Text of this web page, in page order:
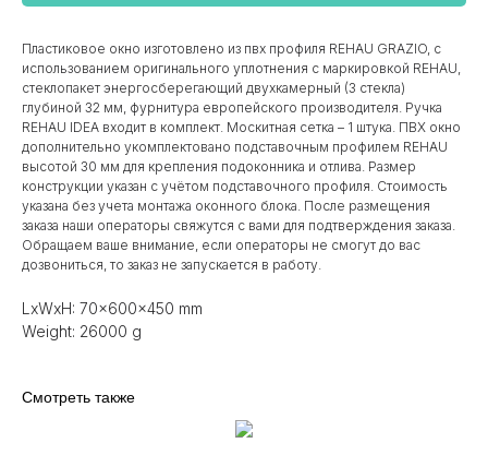
Пластиковое окно изготовлено из пвх профиля REHAU GRAZIO, с
использованием оригинального уплотнения с маркировкой REHAU,
стеклопакет энергосберегающий двухкамерный (3 стекла)
глубиной 32 мм, фурнитура европейского производителя. Ручка
REHAU IDEA входит в комплект. Москитная сетка – 1 штука. ПВХ окно
дополнительно укомплектовано подставочным профилем REHAU
высотой 30 мм для крепления подоконника и отлива. Размер
конструкции указан c учётом подставочного профиля. Стоимость
указана без учета монтажа оконного блока. После размещения
заказа наши операторы свяжутся с вами для подтверждения заказа.
Обращаем ваше внимание, если операторы не смогут до вас
дозвониться, то заказ не запускается в работу.
LxWxH: 70x600x450 mm
Weight: 26000 g
Смотреть также